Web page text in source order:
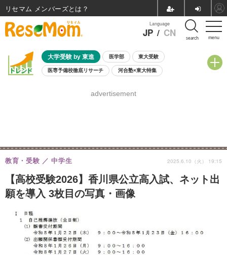
menu
Language
JP / CN search
大学受験 by 東進 医学部 東大受験
医専予備校徹底リサーチ 河合塾×東大特集
8月開催学校説明会・相談会
advertisement
【高校受験2026】香川県公立高入試、ネット出
願を導入 3枚目の写真・画像
教育・受験 中学生 2025.6.10（火） 19:15
リセマム メンバーズ